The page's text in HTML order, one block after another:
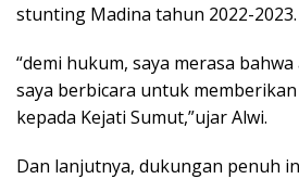
stunting Madina tahun 2022-2023.
“demi hukum, saya merasa
saya berbicara untuk
kepada Kejati Sumut,”ujar Alwi.
Dan lanjutnya, dukungan penuh